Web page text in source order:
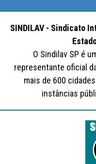
SINDILAV - Sindicato
O Sindilav SP é
representante oficial
mais de 600
instâncias